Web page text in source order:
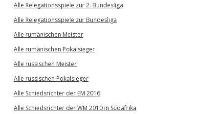
Alle Relegationsspiele zur 2. Bundesliga
Alle Relegationsspiele zur Bundesliga
Alle rumänischen Meister
Alle rumänischen Pokalsieger
Alle russischen Meister
Alle russischen Pokalsieger
Alle Schiedsrichter der EM 2016
Alle Schiedsrichter der WM 2010 in Südafrika